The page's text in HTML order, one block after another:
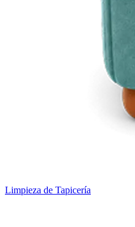
Limpieza de Tapicería